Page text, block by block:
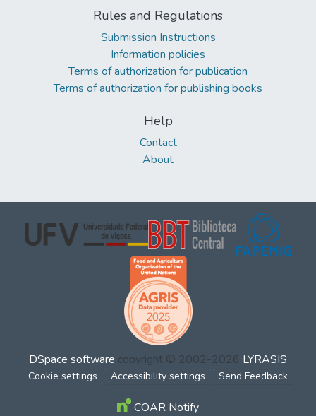
Rules and Regulations
Submission Instructions
Information policies
Terms of authorization for publication
Terms of authorization for publishing books
Help
Contact
About
DSpace software copyright © 2002-2026 LYRASIS
Cookie settings Accessibility settings Send Feedback
COAR Notify